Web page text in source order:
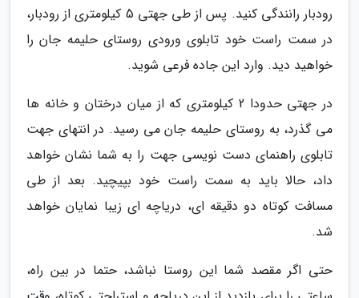
رودبار رانندگی کنید. پس از طی جهتی 5 کیلومتری از رودبار،
در سمت راست خود تابلوی ورودی روستای حلیمه جان را
خواهید دید. وارد این جاده فرعی شوید.
در جهتی حدودا 2 کیلومتری که از میان درختان و خانه ها
می گذرد، به روستای حلیمه جان می رسید. در انتهای جهت
تابلوی راهنمای دست نویسی جهت را به شما نشان خواهد
داد، حالا باید به سمت راست خود بپیچید. بعد از طی
مسافت کوتاه دو دقیقه ای، دریاچه ای زیبا نمایان خواهد
شد.
حتی اگر مقصد شما این روستا نباشد، حتما در بین راه،